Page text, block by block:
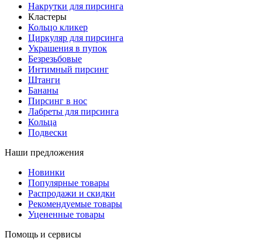
Накрутки для пирсинга
Кластеры
Кольцо кликер
Циркуляр для пирсинга
Украшения в пупок
Безрезьбовые
Интимный пирсинг
Штанги
Бананы
Пирсинг в нос
Лабреты для пирсинга
Кольца
Подвески
Наши предложения
Новинки
Популярные товары
Распродажи и скидки
Рекомендуемые товары
Уцененные товары
Помощь и сервисы